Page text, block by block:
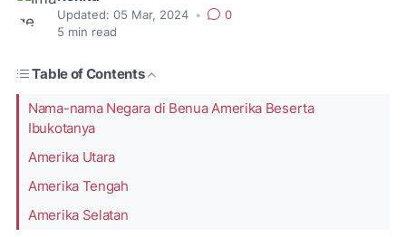
Updated: 05 Mar, 2024 •
0
5 min read
Table of Contents
Nama-nama Negara di Benua Amerika Beserta
Ibukotanya
Amerika Utara
Amerika Tengah
Amerika Selatan